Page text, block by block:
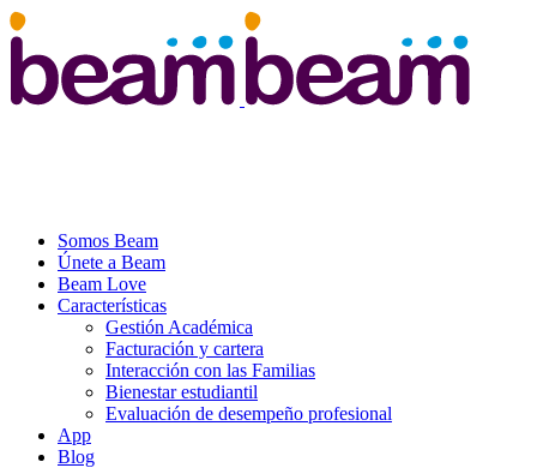
Somos Beam
Únete a Beam
Beam Love
Características
Gestión Académica
Facturación y cartera
Interacción con las Familias
Bienestar estudiantil
Evaluación de desempeño profesional
App
Blog